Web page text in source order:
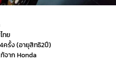
ทย
ครั้ง (อายุสิทธิ2ปี)
จาก Honda